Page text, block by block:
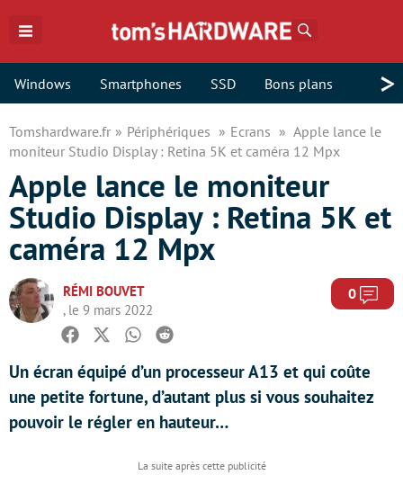
Windows Smartphones SSD Bons plans >
Tomshardware.fr Périphériques Ecrans
Apple lance le
moniteur Studio Display : Retina 5K et caméra 12 Mpx
Apple lance le moniteur
Studio Display : Retina 5K et
caméra 12 Mpx
RÉMI BOUVET
, le 9 mars 2022
0
Facebook
TwitterWhatsapp
Reddit
Un écran équipé d’un processeur A13 et qui coûte
une petite fortune, d’autant plus si vous souhaitez
pouvoir le régler en hauteur…